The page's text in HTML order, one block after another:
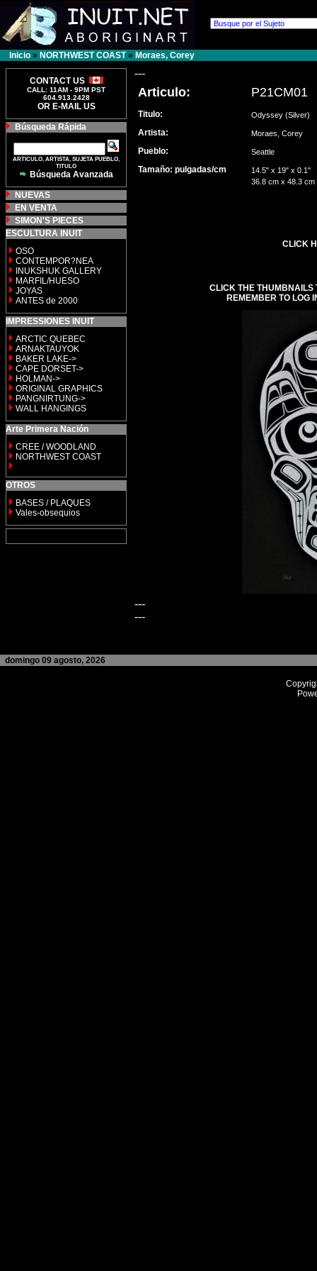
Inicio » NORTHWEST COAST» Moraes, Corey
CONTACT US
CALL: 11AM - 9PM PST
604.913.2428
OR E-MAIL US
Búsqueda Rápida
ARTICULO, ARTISTA, SUJETA PUEBLO,
TITULO
Búsqueda Avanzada
NUEVAS
EN VENTA
SIMON'S PIECES
ESCULTURA INUIT
OSO
CONTEMPOR?NEA
INUKSHUK GALLERY
MARFIL/HUESO
JOYAS
ANTES de 2000
IMPRESSIONES INUIT
ARCTIC QUEBEC
ARNAKTAUYOK
BAKER LAKE->
CAPE DORSET->
HOLMAN->
ORIGINAL GRAPHICS
PANGNIRTUNG->
WALL HANGINGS
Arte Primera Nación
CREE / WOODLAND
NORTHWEST COAST
OTROS
BASES / PLAQUES
Vales-obsequios
---
Articulo: P21CM01
Titulo: Odyssey (Silver)
Artista: Moraes, Corey
Pueblo: Seattle
Tamaño: pulgadas/cm
14.5" x 19" x 0.1"
36.8 cm x 48.3 cm
CLICK
CLICK THE THUMBNAILS
REMEMBER TO LOG
---
---
domingo 09 agosto, 2026